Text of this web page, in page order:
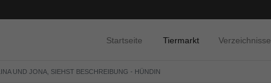
Startseite Tiermarkt Verzeichnisse
LINA UND JONA, SIEHST BESCHREIBUNG - HÜNDIN